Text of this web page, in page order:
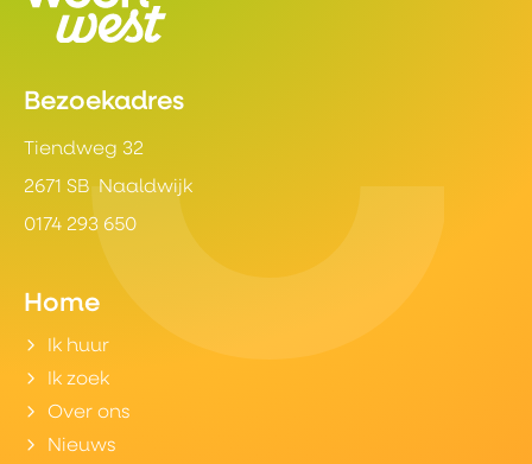
Bezoekadres
Tiendweg 32
2671 SB Naaldwijk
0174 293 650
Home
Ik huur
Ik zoek
Over ons
Nieuws